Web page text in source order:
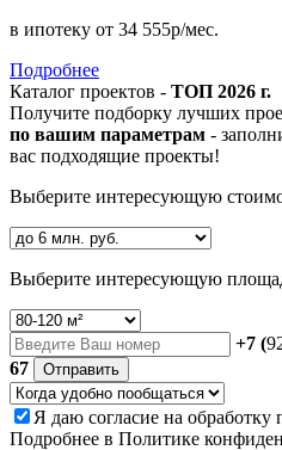
в ипотеку от 34 555р/мес.
Подробнее
Каталог проектов - ТОП 2026 г.
Получите подборку лучших
по вашим параметрам -
вас подходящие проекты!
Выберите интересующую
Выберите интересующую
+7 (
67
Отправить
Я даю согласие на обработку
Подробнее в Политике